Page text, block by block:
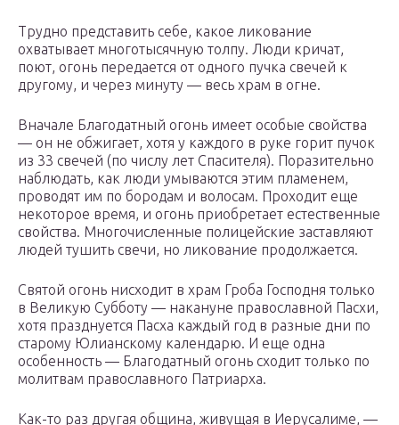
Трудно представить себе, какое ликование
охватывает многотысячную толпу. Люди кричат,
поют, огонь передается от одного пучка свечей к
другому, и через минуту — весь храм в огне.
Вначале Благодатный огонь имеет особые свойства
— он не обжигает, хотя у каждого в руке горит пучок
из 33 свечей (по числу лет Спасителя). Поразительно
наблюдать, как люди умываются этим пламенем,
проводят им по бородам и волосам. Проходит еще
некоторое время, и огонь приобретает естественные
свойства. Многочисленные полицейские заставляют
людей тушить свечи, но ликование продолжается.
Святой огонь нисходит в храм Гроба Господня только
в Великую Субботу — накануне православной Пасхи,
хотя празднуется Пасха каждый год в разные дни по
старому Юлианскому календарю. И еще одна
особенность — Благодатный огонь сходит только по
молитвам православного Патриарха.
Как-то раз другая община, живущая в Иерусалиме, —